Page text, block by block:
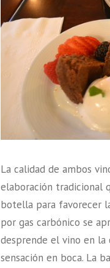
La calidad de ambos
elaboración tradicional
botella para favorecer
por gas carbónico se
desprende el vino en la
sensación en boca. La